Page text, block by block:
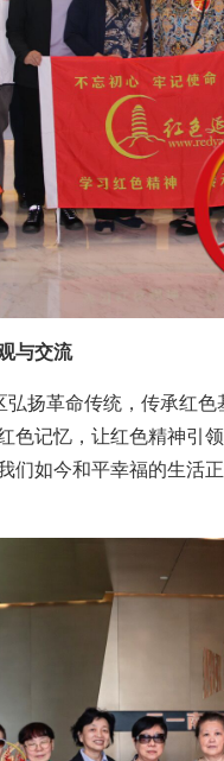
与交流
弘扬革命传统，传承红
色记忆，让红色精神引
们如今和平幸福的生活